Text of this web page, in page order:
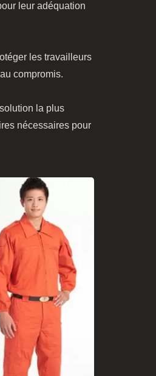
leur adéquation
les travailleurs
compromis.
la plus
nécessaires pour